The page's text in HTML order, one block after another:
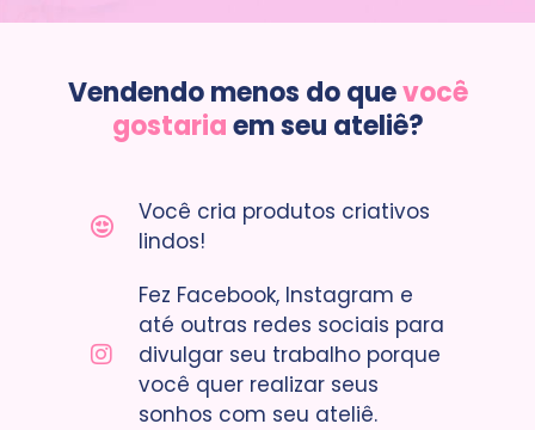
Vendendo menos do quevocê
gostariaem seu ateliê?
Você cria produtos criativos
lindos!
Fez Facebook, Instagram e
até outras redes sociais para
divulgar seu trabalho porque
você quer realizar seus
sonhos com seu ateliê.